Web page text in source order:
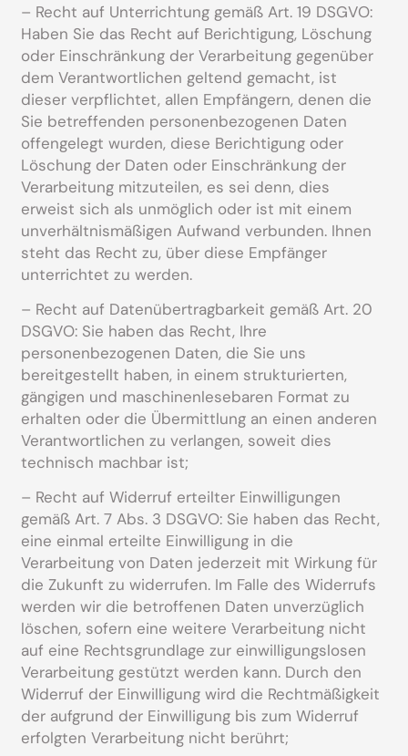
– Recht auf Unterrichtung gemäß Art. 19 DSGVO:
Haben Sie das Recht auf Berichtigung, Löschung
oder Einschränkung der Verarbeitung gegenüber
dem Verantwortlichen geltend gemacht, ist
dieser verpflichtet, allen Empfängern, denen die
Sie betreffenden personenbezogenen Daten
offengelegt wurden, diese Berichtigung oder
Löschung der Daten oder Einschränkung der
Verarbeitung mitzuteilen, es sei denn, dies
erweist sich als unmöglich oder ist mit einem
unverhältnismäßigen Aufwand verbunden. Ihnen
steht das Recht zu, über diese Empfänger
unterrichtet zu werden.
– Recht auf Datenübertragbarkeit gemäß Art. 20
DSGVO: Sie haben das Recht, Ihre
personenbezogenen Daten, die Sie uns
bereitgestellt haben, in einem strukturierten,
gängigen und maschinenlesebaren Format zu
erhalten oder die Übermittlung an einen anderen
Verantwortlichen zu verlangen, soweit dies
technisch machbar ist;
– Recht auf Widerruf erteilter Einwilligungen
gemäß Art. 7 Abs. 3 DSGVO: Sie haben das Recht,
eine einmal erteilte Einwilligung in die
Verarbeitung von Daten jederzeit mit Wirkung für
die Zukunft zu widerrufen. Im Falle des Widerrufs
werden wir die betroffenen Daten unverzüglich
löschen, sofern eine weitere Verarbeitung nicht
auf eine Rechtsgrundlage zur einwilligungslosen
Verarbeitung gestützt werden kann. Durch den
Widerruf der Einwilligung wird die Rechtmäßigkeit
der aufgrund der Einwilligung bis zum Widerruf
erfolgten Verarbeitung nicht berührt;